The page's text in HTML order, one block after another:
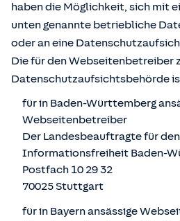
haben die Möglichkeit, sich mit
unten genannte betriebliche
oder an eine
Die für den Webseitenbetreiber
Datenschutzaufsichtsbehörde
für in Baden-Württemberg
Webseitenbetreiber
Der Landesbeauftragte für
Informationsfreiheit Baden-
Postfach 10 29 32
70025 Stuttgart
für in Bayern ansässige